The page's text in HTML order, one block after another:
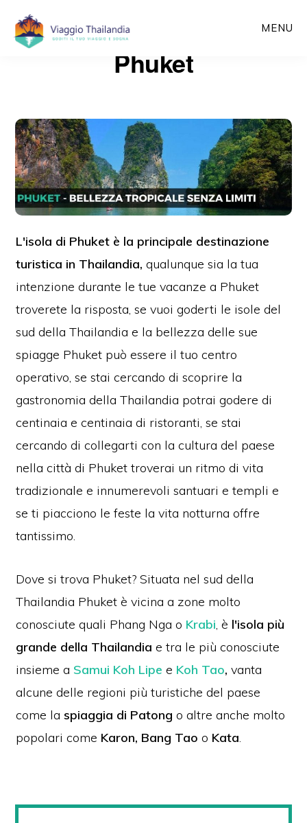
Passa
MENU
Phuket
L'isola di Phuket è la principale destinazione
turistica in Thailandia,qualunque sia la tua
intenzione durante le tue vacanze a Phuket
troverete la risposta, se vuoi goderti le isole del
sud della Thailandia e la bellezza delle sue
spiagge Phuket può essere il tuo centro
operativo, se stai cercando di scoprire la
gastronomia della Thailandia potrai godere di
centinaia e centinaia di ristoranti, se stai
cercando di collegarti con la cultura del paese
nella città di Phuket troverai un ritmo di vita
tradizionale e innumerevoli santuari e templi e
se ti piacciono le feste la vita notturna offre
tantissimo.
Dove si trova Phuket? Situata nel sud della
Thailandia Phuket è vicina a zone molto
conosciute quali Phang Nga o Krabi, è l'isola più
grande della Thailandia e tra le più conosciute
insieme a Samui Koh Lipe e Koh Tao, vanta
alcune delle regioni più turistiche del paese
come laspiaggia di Patong o altre anche molto
popolari come Karon, Bang Tao o Kata.